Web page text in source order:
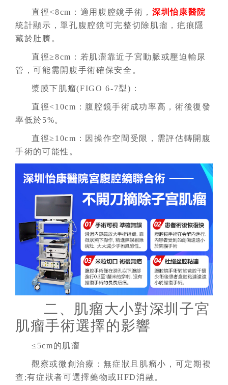
直徑<8cm：適用腹腔鏡手術，深圳怡康醫院
統計顯示，單孔腹腔鏡可完整切除肌瘤，疤痕隱
藏於肚臍。
直徑≥8cm：若肌瘤靠近子宮動脈或壓迫輸尿
管，可能需開腹手術確保安全。
漿膜下肌瘤(FIGO 6-7型)：
直徑<10cm：腹腔鏡手術成功率高，術後復發
率低於5%。
直徑≥10cm：因操作空間受限，需評估轉開腹
手術的可能性。
二、肌瘤大小對深圳子宮
肌瘤手術選擇的影響
≤5cm的肌瘤
觀察或微創治療：無症狀且肌瘤小，可定期複
查;有症狀者可選擇藥物或HFD消融。